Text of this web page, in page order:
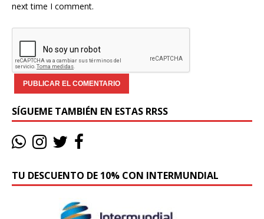
next time I comment.
SÍGUEME TAMBIÉN EN ESTAS RRSS
TU DESCUENTO DE 10% CON INTERMUNDIAL